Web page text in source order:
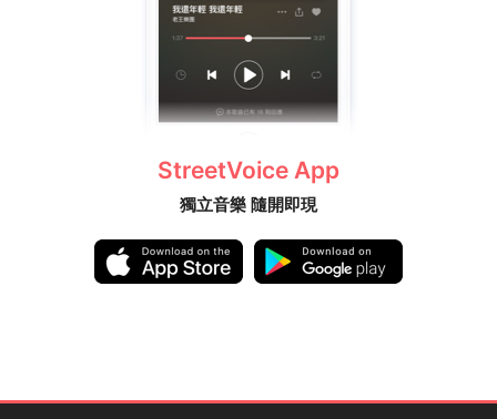
StreetVoice App
獨立音樂 隨開即現